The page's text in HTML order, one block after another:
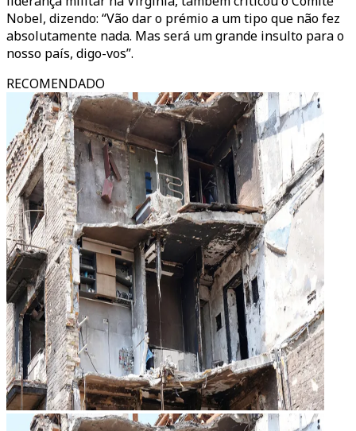
Nobel, dizendo: “Vão dar o prémio a um tipo que não fez
absolutamente nada. Mas será um grande insulto para o
nosso país, digo-vos”.
RECOMENDADO